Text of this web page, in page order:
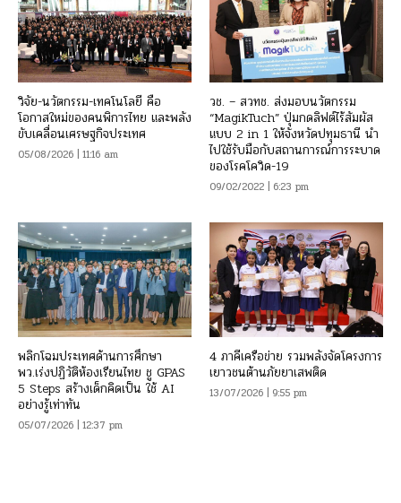
วิจัย-นวัตกรรม-เทคโนโลยี คือ
โอกาสใหม่ของคนพิการไทย และพลัง
ขับเคลื่อนเศรษฐกิจประเทศ
05/08/2026 | 11:16 am
วช. – สวทช. ส่งมอบนวัตกรรม
“MagikTuch” ปุ่มกดลิฟต์ไร้สัมผัส
แบบ 2 in 1 ให้จังหวัดปทุมธานี นำ
ไปใช้รับมือกับสถานการณ์การระบาด
ของโรคโควิด-19
09/02/2022 | 6:23 pm
พลิกโฉมประเทศด้านการศึกษา
พว.เร่งปฏิวัติห้องเรียนไทย ชู GPAS
5 Steps สร้างเด็กคิดเป็น ใช้ AI
อย่างรู้เท่าทัน
05/07/2026 | 12:37 pm
4 ภาคีเครือข่าย รวมพลังจัดโครงการ
เยาวชนต้านภัยยาเสพติด
13/07/2026 | 9:55 pm